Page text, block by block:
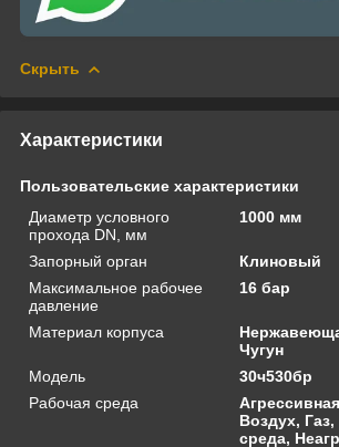
Скрыть
Характеристики
Пользовательские характеристики
Диаметр условного
прохода DN, мм
1000 мм
Запорный орган
Клиновый
Максимальное рабочее
давление
16 бар
Материал корпуса
Чугун
Модель
30ч530бр
Рабочая среда
Воздух,
среда,